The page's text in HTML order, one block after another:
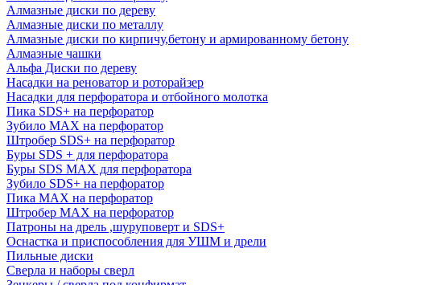
Алмазные диски по дереву
Алмазные диски по металлу
Алмазные диски по кирпичу,бетону и армированному бетону
Алмазные чашки
Альфа Диски по дереву
Насадки на реноватор и роторайзер
Насадки для перфоратора и отбойного молотка
Пика SDS+ на перфоратор
Зубило MAX на перфоратор
Штробер SDS+ на перфоратор
Буры SDS + для перфоратора
Буры SDS MAX для перфоратора
Зубило SDS+ на перфоратор
Пика MAX на перфоратор
Штробер MAX на перфоратор
Патроны на дрель ,шуруповерт и SDS+
Оснастка и приспособления для УШМ и дрели
Пильные диски
Сверла и наборы сверл